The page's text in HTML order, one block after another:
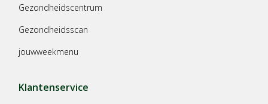
Gezondheidscentrum
Gezondheidsscan
jouwweekmenu
Klantenservice